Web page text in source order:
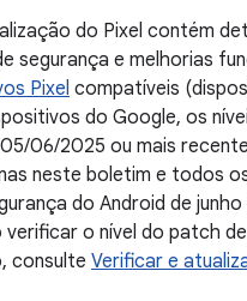
do Pixel contém
segurança e melhorias
Pixel compatíveis
do Google, os
06/2025 ou mais
neste boletim e todos
do Android de
o nível do patch
consulte Verificar e